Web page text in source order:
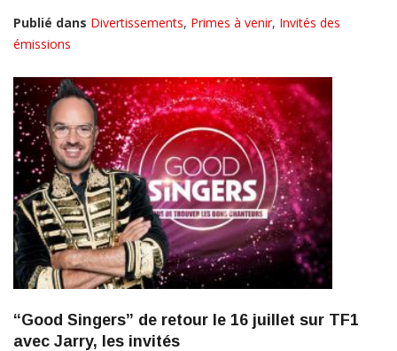
Publié dans Divertissements, Primes à venir, Invités des
émissions
“Good Singers” de retour le 16 juillet sur TF1
avec Jarry, les invités